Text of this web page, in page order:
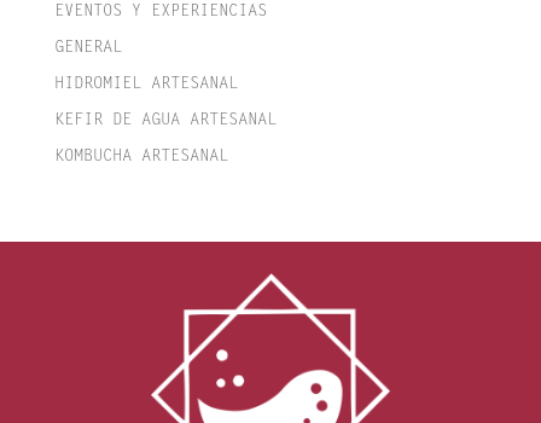
EVENTOS Y EXPERIENCIAS
GENERAL
HIDROMIEL ARTESANAL
KEFIR DE AGUA ARTESANAL
KOMBUCHA ARTESANAL